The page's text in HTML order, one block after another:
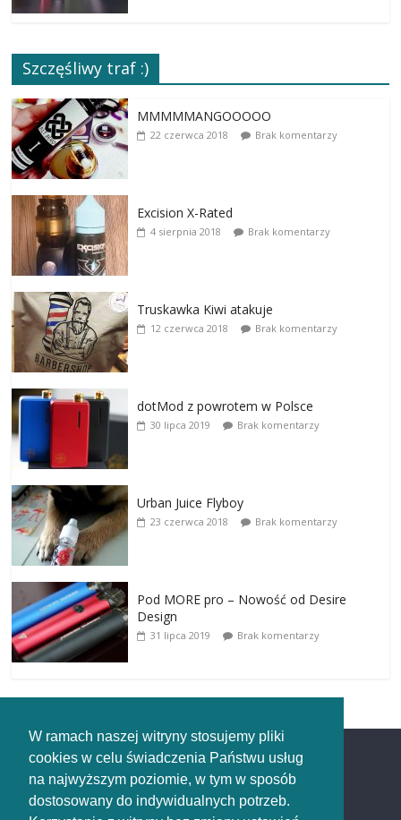
W ramach naszej witryny stosujemy pliki
cookies w celu świadczenia Państwu usług
na najwyższym poziomie, w tym w sposób
dostosowany do indywidualnych potrzeb.
Szczęśliwy traf :)
MMMMMANGOOOOO
22 czerwca 2018 Brak komentarzy
Excision X-Rated
4 sierpnia 2018 Brak komentarzy
Truskawka Kiwi atakuje
12 czerwca 2018 Brak komentarzy
dotMod z powrotem w Polsce
30 lipca 2019 Brak komentarzy
Urban Juice Flyboy
23 czerwca 2018 Brak komentarzy
Pod MORE pro – Nowość od Desire
Design
31 lipca 2019 Brak komentarzy
Redakcja